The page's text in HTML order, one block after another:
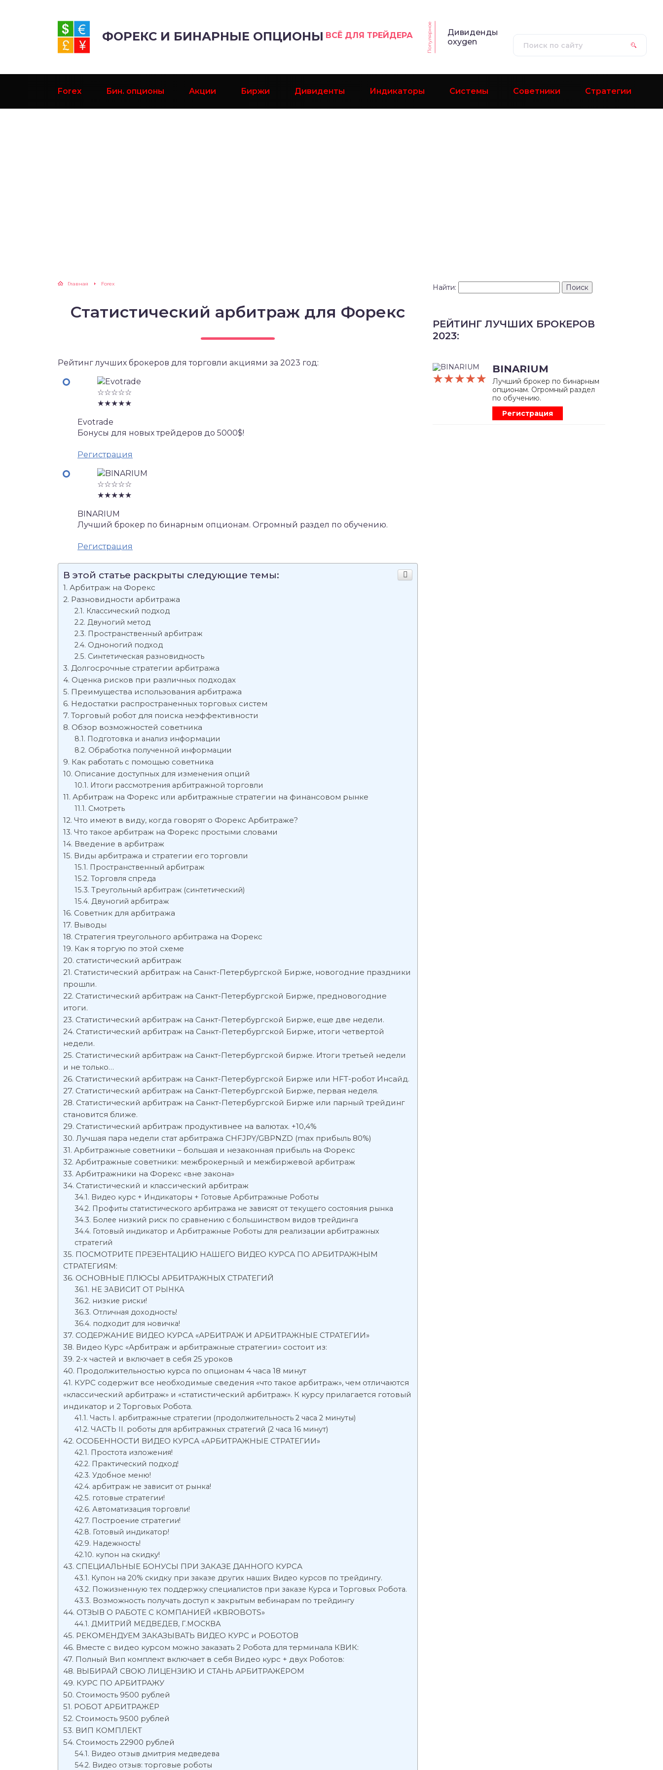
ФОРЕКС И БИНАРНЫЕ ОПЦИОНЫ ВСЁ ДЛЯ ТРЕЙДЕРА Популярное
Дивиденды
oxygen
Forex Бин. опционы Акции Биржи Дивиденты Индикаторы Системы Советники Стратегии
Главная Forex
Статистический арбитраж для Форекс
Рейтинг лучших брокеров для торговли акциями за 2023 год:
☆☆☆☆☆
★★★★★
Evotrade
Бонусы для новых трейдеров до 5000$!
Регистрация
☆☆☆☆☆
★★★★★
BINARIUM
Лучший брокер по бинарным опционам. Огромный раздел по обучению.
Регистрация
В этой статье раскрыты следующие темы:
Арбитраж на Форекс
Разновидности арбитража
Классический подход
Двуногий метод
Пространственный арбитраж
Одноногий подход
Синтетическая разновидность
Долгосрочные стратегии арбитража
Оценка рисков при различных подходах
Преимущества использования арбитража
Недостатки распространенных торговых систем
Торговый робот для поиска неэффективности
Обзор возможностей советника
Подготовка и анализ информации
Обработка полученной информации
Как работать с помощью советника
Описание доступных для изменения опций
Итоги рассмотрения арбитражной торговли
Арбитраж на Форекс или арбитражные стратегии на финансовом рынке
Смотреть
Что имеют в виду, когда говорят о Форекс Арбитраже?
Что такое арбитраж на Форекс простыми словами
Введение в арбитраж
Виды арбитража и стратегии его торговли
Пространственный арбитраж
Торговля спреда
Треугольный арбитраж (синтетический)
Двуногий арбитраж
Советник для арбитража
Выводы
Стратегия треугольного арбитража на Форекс
Как я торгую по этой схеме
статистический арбитраж
Статистический арбитраж на Санкт-Петербургской Бирже, новогодние праздники
прошли.
Статистический арбитраж на Санкт-Петербургской Бирже, предновогодние
итоги.
Статистический арбитраж на Санкт-Петербургской Бирже, еще две недели.
Статистический арбитраж на Санкт-Петербургской Бирже, итоги четвертой
недели.
Статистический арбитраж на Санкт-Петербургской бирже. Итоги третьей недели
и не только…
Статистический арбитраж на Санкт-Петербургской Бирже или HFT-робот Инсайд.
Статистический арбитраж на Санкт-Петербургской Бирже, первая неделя.
Статистический арбитраж на Санкт-Петербургской Бирже или парный трейдинг
становится ближе.
Статистический арбитраж продуктивнее на валютах. +10,4%
Лучшая пара недели стат арбитража CHFJPY/GBPNZD (max прибыль 80%)
Арбитражные советники – большая и незаконная прибыль на Форекс
Арбитражные советники: межброкерный и межбиржевой арбитраж
Арбитражники на Форекс «вне закона»
Статистический и классический арбитраж
Видео курс + Индикаторы + Готовые Арбитражные Роботы
Профиты статистического арбитража не зависят от текущего состояния рынка
Более низкий риск по сравнению с большинством видов трейдинга
Готовый индикатор и Арбитражные Роботы для реализации арбитражных
стратегий
ПОСМОТРИТЕ ПРЕЗЕНТАЦИЮ НАШЕГО ВИДЕО КУРСА ПО АРБИТРАЖНЫМ
СТРАТЕГИЯМ:
ОСНОВНЫЕ ПЛЮСЫ АРБИТРАЖНЫХ СТРАТЕГИЙ
НЕ ЗАВИСИТ ОТ РЫНКА
низкие риски!
Отличная доходность!
подходит для новичка!
СОДЕРЖАНИЕ ВИДЕО КУРСА «АРБИТРАЖ И АРБИТРАЖНЫЕ СТРАТЕГИИ»
Видео Курс «Арбитраж и арбитражные стратегии» состоит из:
2-х частей и включает в себя 25 уроков
Продолжительностью курса по опционам 4 часа 18 минут
КУРС содержит все необходимые сведения «что такое арбитраж», чем отличаются
«классический арбитраж» и «статистический арбитраж». К курсу прилагается готовый
индикатор и 2 Торговых Робота.
Часть I. арбитражные стратегии (продолжительность 2 часа 2 минуты)
ЧАСТЬ II. роботы для арбитражных стратегий (2 часа 16 минут)
ОСОБЕННОСТИ ВИДЕО КУРСА «АРБИТРАЖНЫЕ СТРАТЕГИИ»
Простота изложения!
Практический подход!
Удобное меню!
арбитраж не зависит от рынка!
готовые стратегии!
Автоматизация торговли!
Построение стратегии!
Готовый индикатор!
Надежность!
купон на скидку!
СПЕЦИАЛЬНЫЕ БОНУСЫ ПРИ ЗАКАЗЕ ДАННОГО КУРСА
Купон на 20% скидку при заказе других наших Видео курсов по трейдингу.
Пожизненную тех поддержку специалистов при заказе Курса и Торговых Робота.
Возможность получать доступ к закрытым вебинарам по трейдингу
ОТЗЫВ О РАБОТЕ С КОМПАНИЕЙ «KBROBOTS»
ДМИТРИЙ МЕДВЕДЕВ, Г.МОСКВА
РЕКОМЕНДУЕМ ЗАКАЗЫВАТЬ ВИДЕО КУРС и РОБОТОВ
Вместе с видео курсом можно заказать 2 Робота для терминала КВИК:
Полный Вип комплект включает в себя Видео курс + двух Роботов:
ВЫБИРАЙ СВОЮ ЛИЦЕНЗИЮ И СТАНЬ АРБИТРАЖЁРОМ
КУРС ПО АРБИТРАЖУ
Стоимость 9500 рублей
РОБОТ АРБИТРАЖЁР
Стоимость 9500 рублей
ВИП КОМПЛЕКТ
Стоимость 22900 рублей
Видео отзыв дмитрия медведева
Видео отзыв: торговые роботы
Найти:
РЕЙТИНГ ЛУЧШИХ БРОКЕРОВ
2023:
☆☆☆☆☆
★★★★★
BINARIUM
Лучший брокер по бинарным
опционам. Огромный раздел
по обучению.
Регистрация